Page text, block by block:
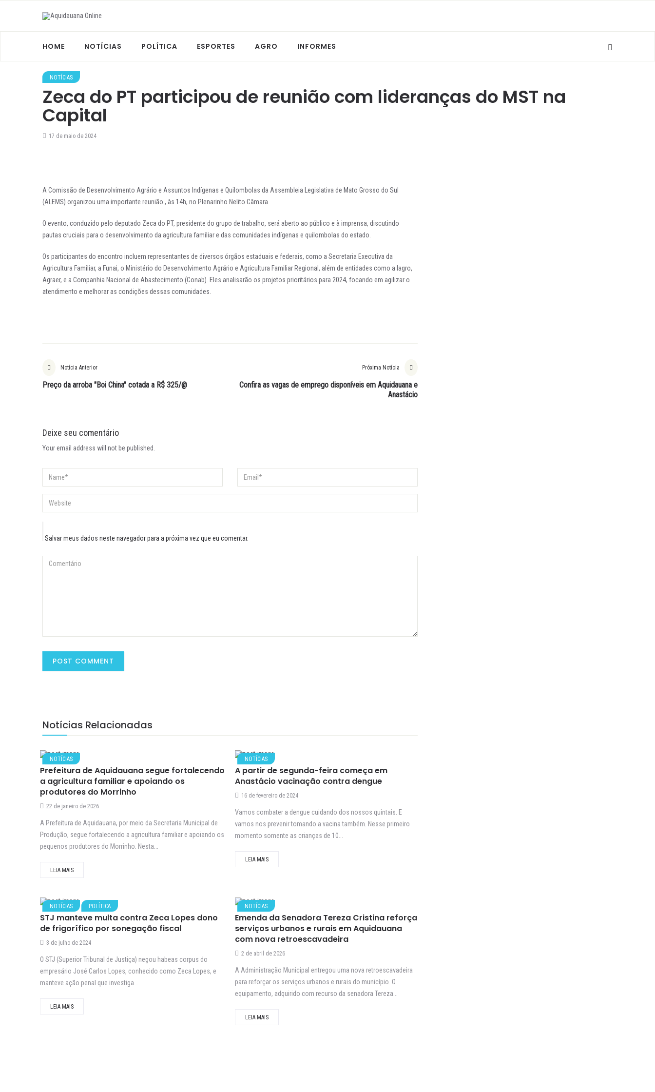
HOME NOTÍCIAS POLÍTICA ESPORTES AGRO INFORMES
NOTÍCIAS
Zeca do PT participou de reunião com lideranças do MST na
Capital
17 de maio de 2024
A Comissão de Desenvolvimento Agrário e Assuntos Indígenas e Quilombolas da Assembleia Legislativa de Mato Grosso do Sul
(ALEMS) organizou uma importante reunião , às 14h, no Plenarinho Nelito Câmara.
O evento, conduzido pelo deputado Zeca do PT, presidente do grupo de trabalho, será aberto ao público e à imprensa, discutindo
pautas cruciais para o desenvolvimento da agricultura familiar e das comunidades indígenas e quilombolas do estado.
Os participantes do encontro incluem representantes de diversos órgãos estaduais e federais, como a Secretaria Executiva da
Agricultura Familiar, a Funai, o Ministério do Desenvolvimento Agrário e Agricultura Familiar Regional, além de entidades como a Iagro,
Agraer, e a Companhia Nacional de Abastecimento (Conab). Eles analisarão os projetos prioritários para 2024, focando em agilizar o
atendimento e melhorar as condições dessas comunidades.
Notícia Anterior
Preço da arroba "Boi China" cotada a R$ 325/@
Próxima Notícia
Confira as vagas de emprego disponíveis em Aquidauana e
Anastácio
Deixe seu comentário
Your email address will not be published.
Salvar meus dados neste navegador para a próxima vez que eu comentar.
Notícias Relacionadas
NOTÍCIAS
Prefeitura de Aquidauana segue fortalecendo
a agricultura familiar e apoiando os
produtores do Morrinho
22 de janeiro de 2026
A Prefeitura de Aquidauana, por meio da Secretaria Municipal de
Produção, segue fortalecendo a agricultura familiar e apoiando os
pequenos produtores do Morrinho. Nesta...
LEIA MAIS
NOTÍCIAS
A partir de segunda-feira começa em
Anastácio vacinação contra dengue
16 de fevereiro de 2024
Vamos combater a dengue cuidando dos nossos quintais. E
vamos nos prevenir tomando a vacina também. Nesse primeiro
momento somente as crianças de 10...
LEIA MAIS
NOTÍCIAS POLÍTICA
STJ manteve multa contra Zeca Lopes dono
de frigorífico por sonegação fiscal
3 de julho de 2024
O STJ (Superior Tribunal de Justiça) negou habeas corpus do
empresário José Carlos Lopes, conhecido como Zeca Lopes, e
manteve ação penal que investiga...
LEIA MAIS
NOTÍCIAS
Emenda da Senadora Tereza Cristina reforça
serviços urbanos e rurais em Aquidauana
com nova retroescavadeira
2 de abril de 2026
A Administração Municipal entregou uma nova retroescavadeira
para reforçar os serviços urbanos e rurais do município. O
equipamento, adquirido com recurso da senadora Tereza...
LEIA MAIS